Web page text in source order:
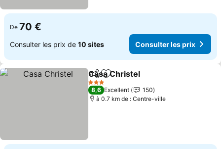
De 70 €
Consulter les prix de 10 sites Consulter les prix
PartagerAjouter à mes favoris
Casa Christel
3 Étoiles
8,6 Excellent
150
à 0.7 km de : Centre-ville